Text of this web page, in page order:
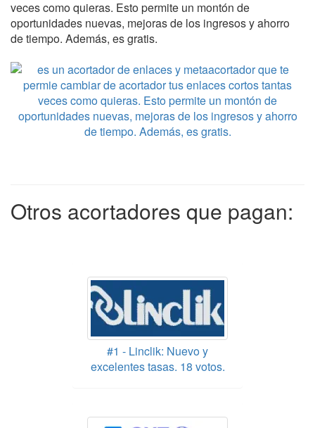
veces como quieras. Esto permite un montón de
oportunidades nuevas, mejoras de los ingresos y ahorro
de tiempo. Además, es gratis.
Otros acortadores que pagan:
#1 - Linclik: Nuevo y
excelentes tasas. 18 votos.